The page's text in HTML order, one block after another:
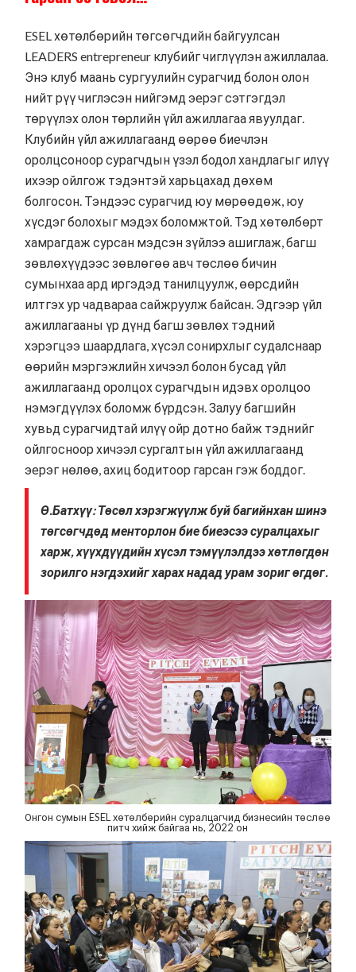
ESEL хөтөлбөрийн төгсөгчдийн байгуулсан
LEADERS entrepreneur клубийг чиглүүлэн ажиллалаа.
Энэ клуб маань сургуулийн сурагчид болон олон
нийт рүү чиглэсэн нийгэмд эерэг сэтгэгдэл
төрүүлэх олон төрлийн үйл ажиллагаа явуулдаг.
Клубийн үйл ажиллагаанд өөрөө биечлэн
оролцсоноор сурагчдын үзэл бодол хандлагыг илүү
ихээр ойлгож тэдэнтэй харьцахад дөхөм
болгосон. Тэндээс сурагчид юу мөрөөдөж, юу
хүсдэг болохыг мэдэх боломжтой. Тэд хөтөлбөрт
хамрагдаж сурсан мэдсэн зүйлээ ашиглаж, багш
зөвлөхүүдээс зөвлөгөө авч төслөө бичин
сумынхаа ард иргэдэд танилцуулж, өөрсдийн
илтгэх ур чадвараа сайжруулж байсан. Эдгээр үйл
ажиллагааны үр дүнд багш зөвлөх тэдний
хэрэгцээ шаардлага, хүсэл сонирхлыг судалснаар
өөрийн мэргэжлийн хичээл болон бусад үйл
ажиллагаанд оролцох сурагчдын идэвх оролцоо
нэмэгдүүлэх боломж бүрдсэн. Залуу багшийн
хувьд сурагчидтай илүү ойр дотно байж тэднийг
ойлгосноор хичээл сургалтын үйл ажиллагаанд
эерэг нөлөө, ахиц бодитоор гарсан гэж боддог.
Ө.Батхүү: Төсөл хэрэгжүүлж буй багийнхан шинэ
төгсөгчдөд менторлон бие биеэсээ суралцахыг
харж, хүүхдүүдийн хүсэл тэмүүлэлдээ хөтлөгдөн
зорилго нэгдэхийг харах надад урам зориг өгдөг.
Онгон сумын ESEL хөтөлбөрийн суралцагчид бизнесийн төслөө
питч хийж байгаа нь, 2022 он